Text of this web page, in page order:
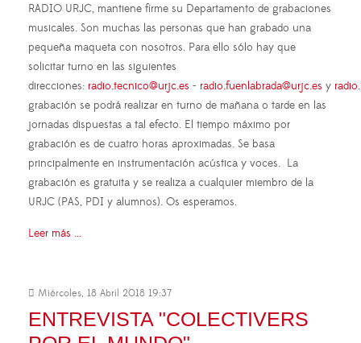
RADIO URJC, mantiene firme su Departamento de grabaciones
musicales. Son muchas las personas que han grabado una
pequeña maqueta con nosotros. Para ello sólo hay que
solicitar turno en las siguientes
direcciones: radio.tecnico@urjc.es - radio.fuenlabrada@urjc.es y
grabación se podrá realizar en turno de mañana o tarde en las
jornadas dispuestas a tal efecto. El tiempo máximo por
grabación es de cuatro horas aproximadas. Se basa
principalmente en instrumentación acústica y voces. La
grabación es gratuita y se realiza a cualquier miembro de la
URJC (PAS, PDI y alumnos). Os esperamos.
Leer más ...
Miércoles, 18 Abril 2018 19:37
ENTREVISTA "COLECTIVERS